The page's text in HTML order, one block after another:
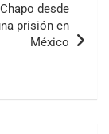
desde
prisión en
México